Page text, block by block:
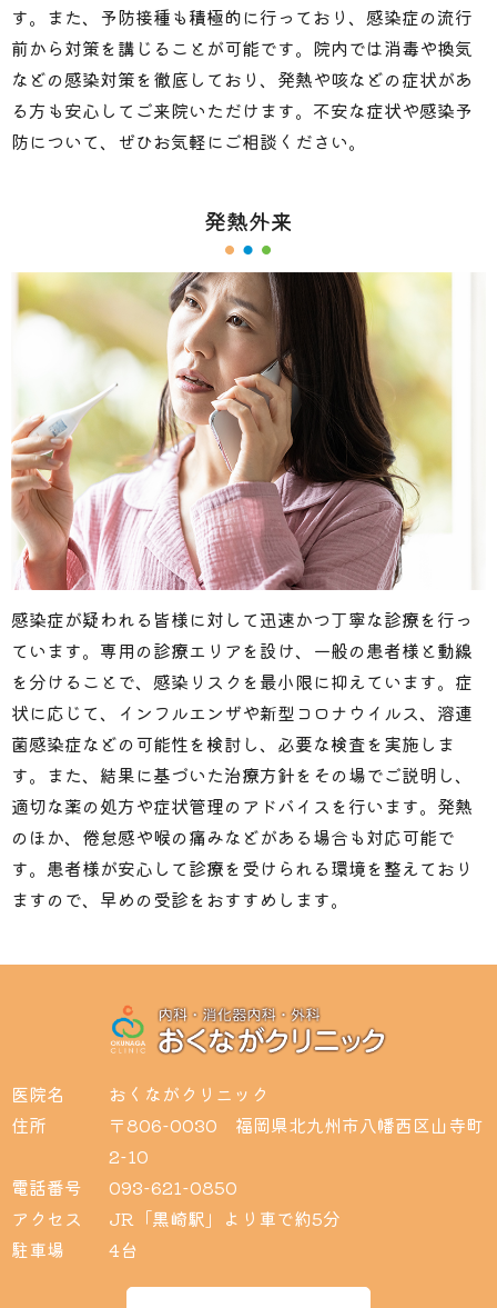
す。また、予防接種も積極的に行っており、感染症の流行
前から対策を講じることが可能です。院内では消毒や換気
などの感染対策を徹底しており、発熱や咳などの症状があ
る方も安心してご来院いただけます。不安な症状や感染予
防について、ぜひお気軽にご相談ください。
発熱外来
感染症が疑われる皆様に対して迅速かつ丁寧な診療を行っ
ています。専用の診療エリアを設け、一般の患者様と動線
を分けることで、感染リスクを最小限に抑えています。症
状に応じて、インフルエンザや新型コロナウイルス、溶連
菌感染症などの可能性を検討し、必要な検査を実施しま
す。また、結果に基づいた治療方針をその場でご説明し、
適切な薬の処方や症状管理のアドバイスを行います。発熱
のほか、倦怠感や喉の痛みなどがある場合も対応可能で
す。患者様が安心して診療を受けられる環境を整えており
ますので、早めの受診をおすすめします。
医院名
おくながクリニック
住所
〒806-0030 福岡県北九州市八幡西区山寺町
2-10
電話番号
093-621-0850
アクセス
JR「黒崎駅」より車で約5分
駐車場
4台